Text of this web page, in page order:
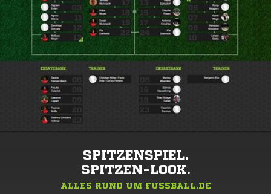
SPITZENSPIEL.
SPITZEN-LOOK.
ALLES RUND UM FUSSBALL.DE